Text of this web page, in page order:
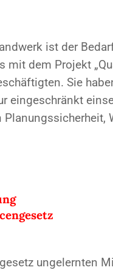
ist der
dem Projekt
Sie
eingeschränkt
ungelernten